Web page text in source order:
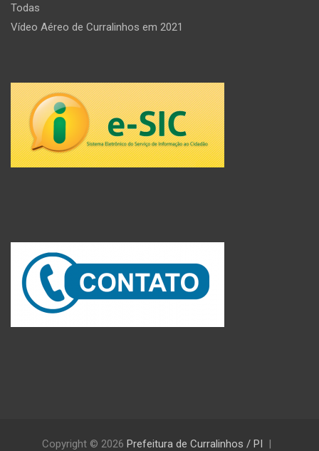
Todas
Vídeo Aéreo de Curralinhos em 2021
Copyright © 2026 Prefeitura de Curralinhos / PI